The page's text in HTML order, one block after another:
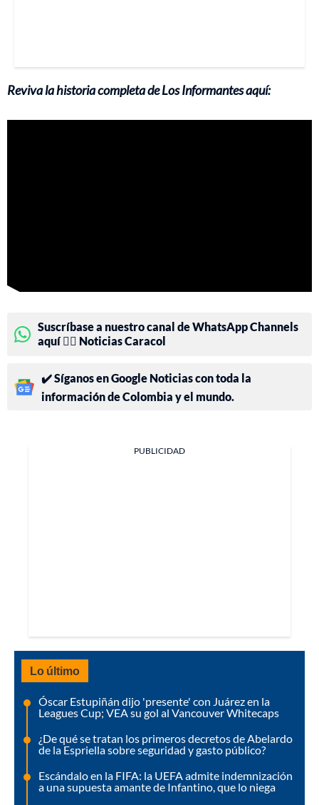
Reviva la historia completa de Los Informantes aquí:
Suscríbase a nuestro canal de WhatsApp Channels
aquí 👉🏻 Noticias Caracol
✔️ Síganos en Google Noticias con toda la
información de Colombia y el mundo.
PUBLICIDAD
Lo último
Óscar Estupiñán dijo 'presente' con Juárez en la
Leagues Cup; VEA su gol al Vancouver Whitecaps
¿De qué se tratan los primeros decretos de Abelardo
de la Espriella sobre seguridad y gasto público?
Escándalo en la FIFA: la UEFA admite indemnización
a una supuesta amante de Infantino, que lo niega